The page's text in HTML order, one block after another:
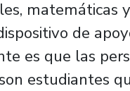
matemáticas
de
es que las
estudiantes